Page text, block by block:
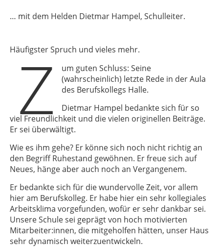
… mit dem Helden Dietmar Hampel, Schulleiter.
Häufigster Spruch und vieles mehr.
Z
um guten Schluss: Seine
(wahrscheinlich) letzte Rede in der Aula
des Berufskollegs Halle.
Dietmar Hampel bedankte sich für so
viel Freundlichkeit und die vielen originellen Beiträge.
Er sei überwältigt.
Wie es ihm gehe? Er könne sich noch nicht richtig an
den Begriff Ruhestand gewöhnen. Er freue sich auf
Neues, hänge aber auch noch an Vergangenem.
Er bedankte sich für die wundervolle Zeit, vor allem
hier am Berufskolleg. Er habe hier ein sehr kollegiales
Arbeitsklima vorgefunden, wofür er sehr dankbar sei.
Unsere Schule sei geprägt von hoch motivierten
Mitarbeiter:innen, die mitgeholfen hätten, unser Haus
sehr dynamisch weiterzuentwickeln.